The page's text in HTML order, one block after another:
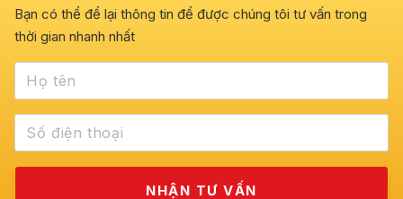
Bạn có thể để lại thông tin để được chúng tôi tư vấn trong
thời gian nhanh nhất